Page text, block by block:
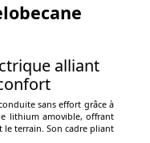
alliant
sans effort grâce à
lithium amovible, offrant
le terrain. Son cadre pliant
7 vitesses et ses freins à